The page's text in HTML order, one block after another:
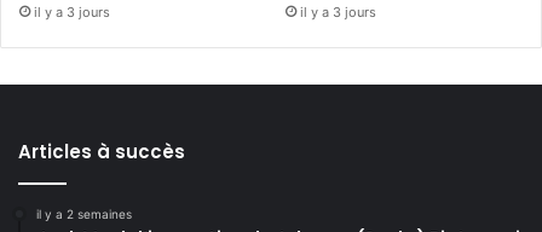
il y a 3 jours il y a 3 jours
Articles à succès
il y a 2 semaines